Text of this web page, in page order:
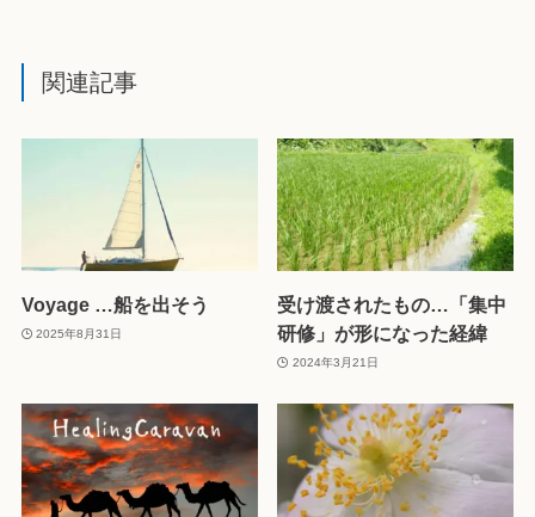
関連記事
Voyage …船を出そう
2025年8月31日
受け渡されたもの…「集中
研修」が形になった経緯
2024年3月21日